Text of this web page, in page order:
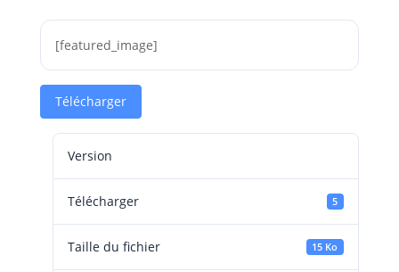
[featured_image]
Télécharger
Version
Télécharger 5
Taille du fichier 15 Ko